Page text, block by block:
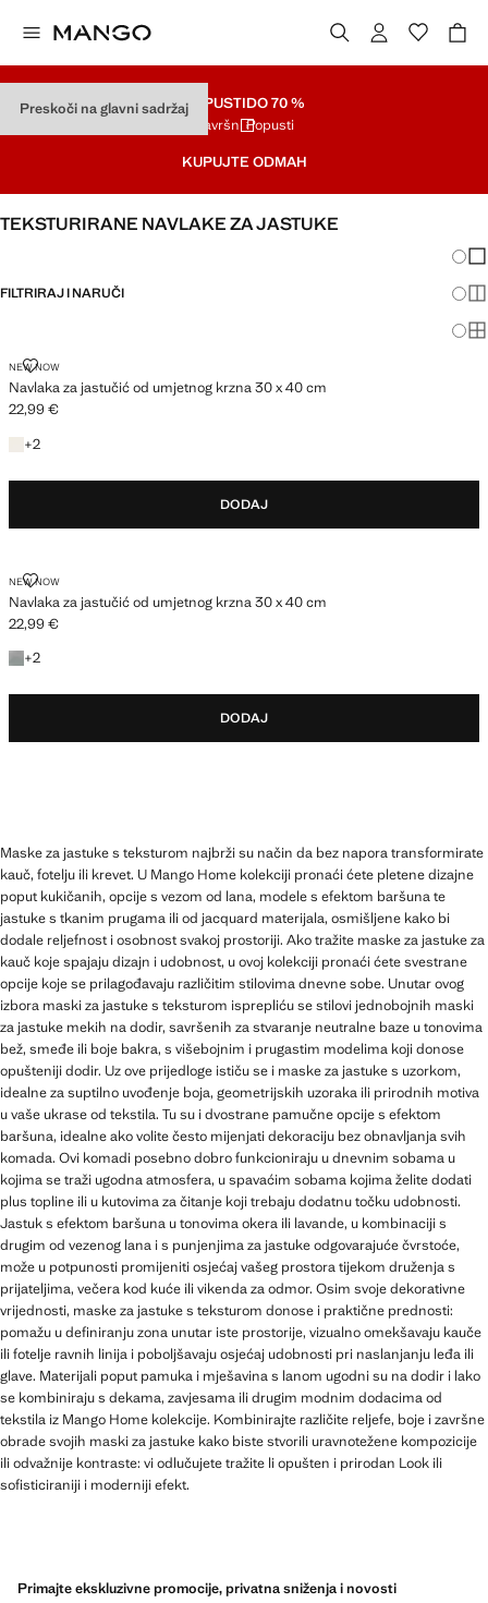
Preskoči na glavni sadržajPOPUSTIDO 70 %
Završni Popusti
KUPUJTE ODMAH
TEKSTURIRANE NAVLAKE ZA JASTUKE
FILTRIRAJ I NARUČI
NEW NOW
Navlaka za jastučić od umjetnog krzna 30 x 40 cm
NAVLAKA ZA JASTUČIĆ OD UMJETNOG KRZNA 30 X 40 CM
Trenutačna cijena [22,99 € ]
22,99 €
+2
+1 boja
DODAJ
NEW NOW
Navlaka za jastučić od umjetnog krzna 30 x 40 cm
NAVLAKA ZA JASTUČIĆ OD UMJETNOG KRZNA 30 X 40 CM
Trenutačna cijena [22,99 € ]
22,99 €
+2
+1 boja
DODAJ
Maske za jastuke s teksturom najbrži su način da bez napora transformirate
kauč, fotelju ili krevet. U Mango Home kolekciji pronaći ćete pletene dizajne
poput kukičanih, opcije s vezom od lana, modele s efektom baršuna te
jastuke s tkanim prugama ili od jacquard materijala, osmišljene kako bi
dodale reljefnost i osobnost svakoj prostoriji. Ako tražite maske za jastuke za
kauč koje spajaju dizajn i udobnost, u ovoj kolekciji pronaći ćete svestrane
opcije koje se prilagođavaju različitim stilovima dnevne sobe. Unutar ovog
izbora maski za jastuke s teksturom isprepliću se stilovi jednobojnih maski
za jastuke mekih na dodir, savršenih za stvaranje neutralne baze u tonovima
bež, smeđe ili boje bakra, s višebojnim i prugastim modelima koji donose
opušteniji dodir. Uz ove prijedloge ističu se i maske za jastuke s uzorkom,
idealne za suptilno uvođenje boja, geometrijskih uzoraka ili prirodnih motiva
u vaše ukrase od tekstila. Tu su i dvostrane pamučne opcije s efektom
baršuna, idealne ako volite često mijenjati dekoraciju bez obnavljanja svih
komada. Ovi komadi posebno dobro funkcioniraju u dnevnim sobama u
kojima se traži ugodna atmosfera, u spavaćim sobama kojima želite dodati
plus topline ili u kutovima za čitanje koji trebaju dodatnu točku udobnosti.
Jastuk s efektom baršuna u tonovima okera ili lavande, u kombinaciji s
drugim od vezenog lana i s punjenjima za jastuke odgovarajuće čvrstoće,
može u potpunosti promijeniti osjećaj vašeg prostora tijekom druženja s
prijateljima, večera kod kuće ili vikenda za odmor. Osim svoje dekorativne
vrijednosti, maske za jastuke s teksturom donose i praktične prednosti:
pomažu u definiranju zona unutar iste prostorije, vizualno omekšavaju kauče
ili fotelje ravnih linija i poboljšavaju osjećaj udobnosti pri naslanjanju leđa ili
glave. Materijali poput pamuka i mješavina s lanom ugodni su na dodir i lako
se kombiniraju s dekama, zavjesama ili drugim modnim dodacima od
tekstila iz Mango Home kolekcije. Kombinirajte različite reljefe, boje i završne
obrade svojih maski za jastuke kako biste stvorili uravnotežene kompozicije
ili odvažnije kontraste: vi odlučujete tražite li opušten i prirodan Look ili
sofisticiraniji i moderniji efekt.
Primajte ekskluzivne promocije, privatna sniženja i novosti